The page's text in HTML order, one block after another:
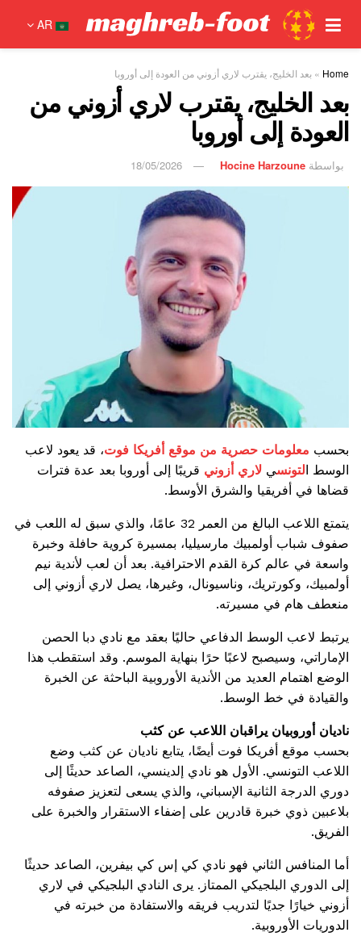
AR
Home
» بعد الخليج، يقترب لاري أزوني من العودة إلى أوروبا
بعد الخليج، يقترب لاري أزوني من
العودة إلى أوروبا
بواسطة Hocine Harzoune
18/05/2026
بحسب معلومات حصرية من موقع أفريكا فوت، قد يعود لاعب
الوسط التونسي لاري أزوني قريبًا إلى أوروبا بعد عدة فترات
قضاها في أفريقيا والشرق الأوسط.
يتمتع اللاعب البالغ من العمر 32 عامًا، والذي سبق له اللعب في
صفوف شباب أولمبيك مارسيليا، بمسيرة كروية حافلة وخبرة
واسعة في عالم كرة القدم الاحترافية. بعد أن لعب لأندية نيم
أولمبيك، وكورتريك، وناسيونال، وغيرها، يصل لاري أزوني إلى
منعطف هام في مسيرته.
يرتبط لاعب الوسط الدفاعي حاليًا بعقد مع نادي دبا الحصن
الإماراتي، وسيصبح لاعبًا حرًا بنهاية الموسم. وقد استقطب هذا
الوضع اهتمام العديد من الأندية الأوروبية الباحثة عن الخبرة
والقيادة في خط الوسط.
ناديان أوروبيان يراقبان اللاعب عن كثب
بحسب موقع أفريكا فوت أيضًا، يتابع ناديان عن كثب وضع
اللاعب التونسي. الأول هو نادي إلدينسي، الصاعد حديثًا إلى
دوري الدرجة الثانية الإسباني، والذي يسعى لتعزيز صفوفه
بلاعبين ذوي خبرة قادرين على إضفاء الاستقرار والخبرة على
الفريق.
أما المنافس الثاني فهو نادي كي إس كي بيفرين، الصاعد حديثًا
إلى الدوري البلجيكي الممتاز. يرى النادي البلجيكي في لاري
أزوني خيارًا جديًا لتدريب فريقه والاستفادة من خبرته في
الدوريات الأوروبية.